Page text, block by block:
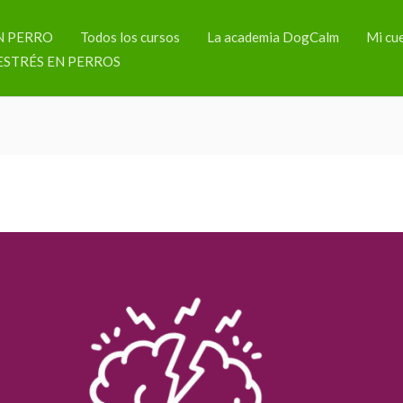
PERRO Todos los cursos La academia DogCalm Mi
EN PERROS